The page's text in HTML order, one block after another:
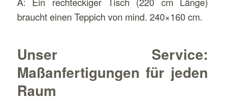
braucht einen Teppich von mind. 240×160 cm.
Unser Service:
Maßanfertigungen für jeden
Raum